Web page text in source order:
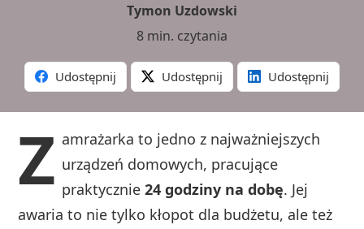
Tymon Uzdowski
8 min. czytania
Udostępnij Udostępnij Udostępnij
Z amrażarka to jedno z najważniejszych
urządzeń domowych, pracujące
praktycznie24 godziny na dobę. Jej
awaria to nie tylko kłopot dla budżetu, ale też